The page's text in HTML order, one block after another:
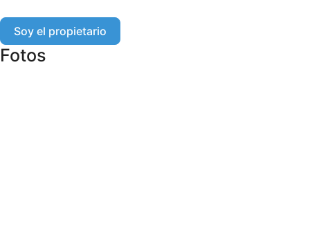
Soy el propietario
Fotos